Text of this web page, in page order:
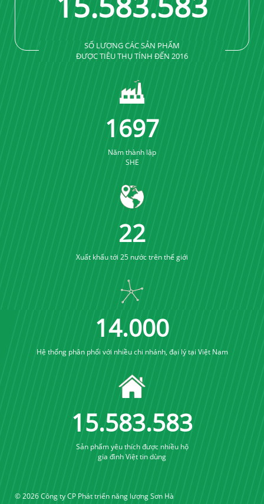
SỐ LƯỢNG CÁC SẢN PHẨM
ĐƯỢC TIÊU THỤ TÍNH ĐẾN 2016
1861
Năm thành lập
SHE
24
Xuất khẩu tới 25 nước trên thế giới
15.000
Hệ thống phân phối với nhiều chi nhánh, đại lý tại Việt Nam
16.640.640
Sản phẩm yêu thích được nhiều hộ
gia đình Việt tin dùng
© 2026 Công ty CP Phát triển năng lượng Sơn Hà